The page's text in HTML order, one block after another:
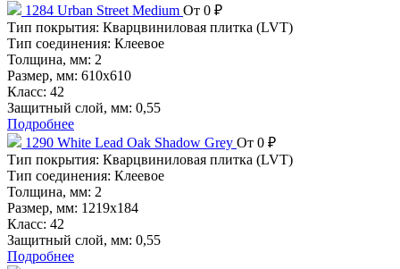
1284 Urban Street Medium От 0 ₽
Тип покрытия: Кварцвиниловая плитка (LVT)
Тип соединения: Клеевое
Толщина, мм: 2
Размер, мм: 610x610
Класс: 42
Защитный слой, мм: 0,55
Подробнее
1290 White Lead Oak Shadow Grey От 0 ₽
Тип покрытия: Кварцвиниловая плитка (LVT)
Тип соединения: Клеевое
Толщина, мм: 2
Размер, мм: 1219x184
Класс: 42
Защитный слой, мм: 0,55
Подробнее